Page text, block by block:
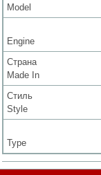
Model
Engine
Страна
Made In
Стиль
Style
Type